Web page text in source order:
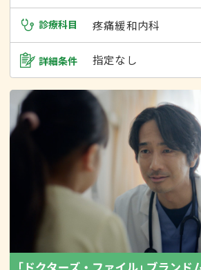
診療科目 疼痛緩和内科
詳細条件 指定なし